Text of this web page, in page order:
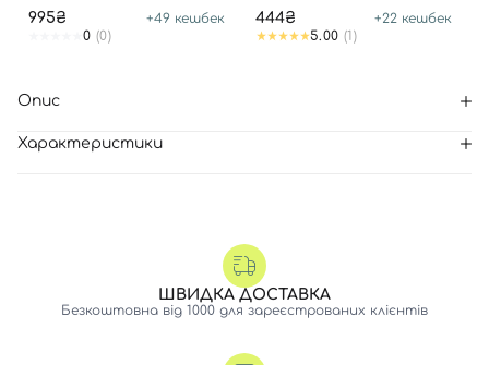
995₴ +49 кешбек
0 (0)
444₴ +22 кешбек
5.00 (1)
Опис
Характеристики
ШВИДКА ДОСТАВКА
Безкоштовна від 1000 для зареєстрованих клієнтів